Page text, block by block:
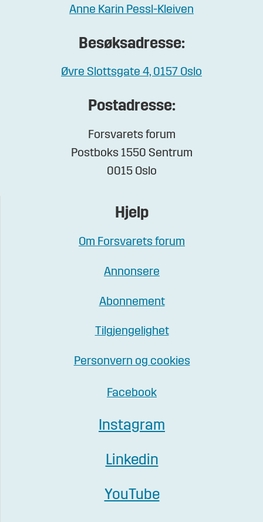
Anne Karin Pessl-Kleiven
Besøksadresse:
Øvre Slottsgate 4, 0157 Oslo
Postadresse:
Forsvarets forum
Postboks 1550 Sentrum
0015 Oslo
Hjelp
Om Forsvarets forum
Annonsere
Abonnement
Tilgjengelighet
Personvern og cookies
Facebook
Instagram
Linkedin
YouTube